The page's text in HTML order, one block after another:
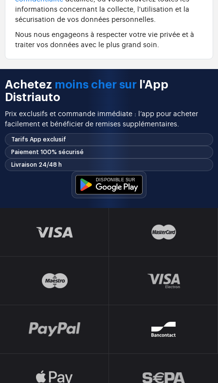
informations concernant la collecte, l'utilisation et la
sécurisation de vos données personnelles.
Nous nous engageons à respecter votre vie privée et à
traiter vos données avec le plus grand soin.
Achetez moins cher sur l'App
Distriauto
Prix exclusifs et commande immédiate : l’app pour acheter
facilement et bénéficier de remises supplémentaires.
Tarifs App exclusif
Paiement 100% sécurisé
Livraison 24/48 h